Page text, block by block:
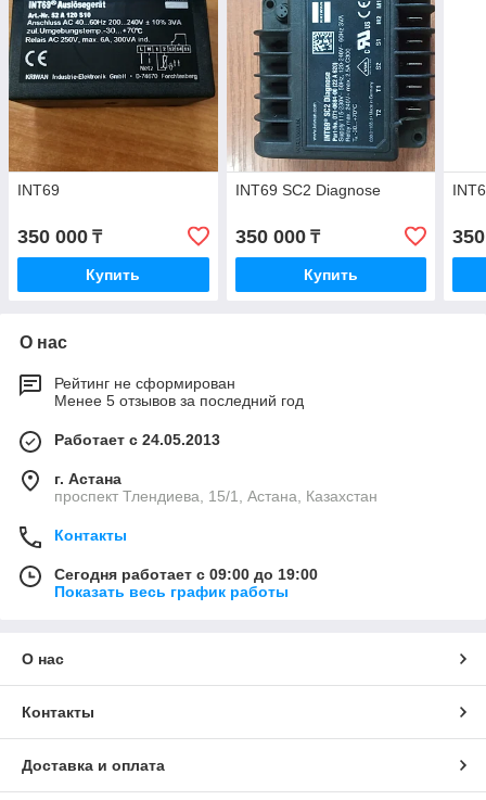
INT69
350 000 ₸
Купить
INT69 SC2 Diagnose
350 000₸
Купить
О нас
Рейтинг не сформирован
Менее 5 отзывов за последний год
Работает с 24.05.2013
г. Астана
проспект Тлендиева, 15/1, Астана, Казахстан
Контакты
Сегодня работает с 09:00 до 19:00
Показать весь график работы
О нас
Контакты
Доставка и оплата